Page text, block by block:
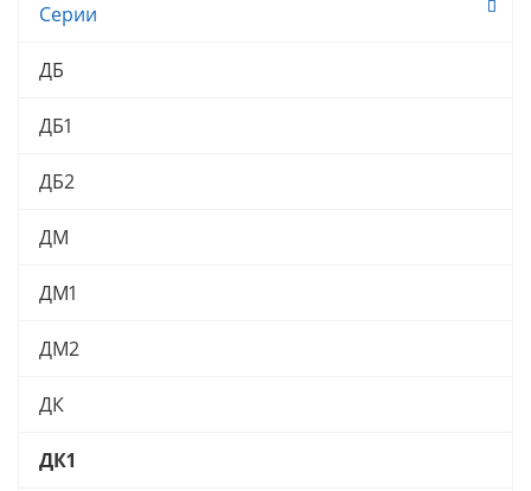
Серии
ДБ
ДБ1
ДБ2
ДМ
ДМ1
ДМ2
ДК
ДК1